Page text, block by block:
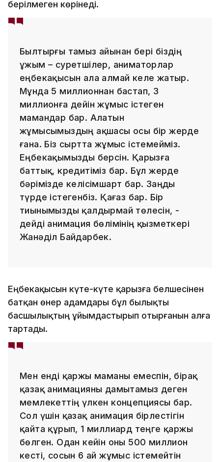
берілмеген көрінеді.
Былтырғы тамыз айынан бері біздің
ұжым – суретшілер, аниматорлар
еңбекақысын ала алмай келе жатыр.
Мұнда 5 миллионнан бастап, 3
миллионға дейін жұмыс істеген
мамандар бар. Алатын
жұмысымыздың ақшасы осы бір жерде
ғана. Біз сыртта жұмыс істемейміз.
Еңбекақымызды берсін. Қарызға
баттық, кредитіміз бар. Бұл жерде
бәрімізде келісімшарт бар. Заңды
түрде істегенбіз. Қағаз бар. Бір
тиынымызды қалдырмай төлесін, -
дейді анимация бөлімінің қызметкері
Жанәділ Байдарбек.
Еңбекақысын күте-күте қарызға белшесінен
батқан өнер адамдары бұл былықты
басшылықтың ұйымдастырып отырғанын алға
тартады.
Мен енді қаржы маманы емеспін, бірақ
қазақ анимацияны дамытамыз деген
мемлекеттің үлкен концепциясы бар.
Сол үшін қазақ анимация бірлестігін
қайта құрып, 1 миллиард теңге қаржы
бөлген. Одан кейін оны 500 миллион
кесті, сосын 6 ай жұмыс істемейтін